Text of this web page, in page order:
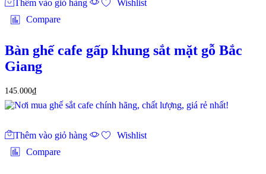
Thêm vào giỏ hàng
Wishlist
Compare
Bàn ghế cafe gấp khung sắt mặt gỗ Bắc
Giang
145.000₫
Thêm vào giỏ hàng
Wishlist
Compare